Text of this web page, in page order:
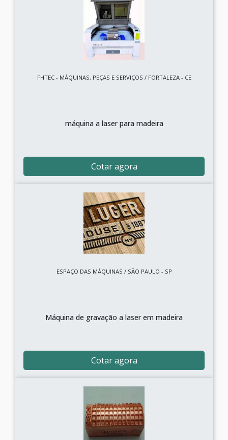
FHTEC - MÁQUINAS, PEÇAS E SERVIÇOS / FORTALEZA - CE
máquina a laser para madeira
Cotar agora
ESPAÇO DAS MÁQUINAS / SÃO PAULO - SP
Máquina de gravação a laser em madeira
Cotar agora